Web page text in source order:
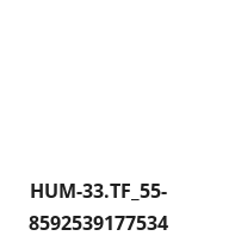
HUM-33.TF_55-
8592539177534